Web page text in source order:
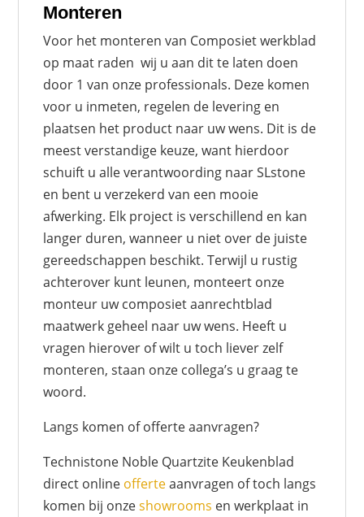
Monteren
Voor het monteren van Composiet werkblad
op maat raden wij u aan dit te laten doen
door 1 van onze professionals. Deze komen
voor u inmeten, regelen de levering en
plaatsen het product naar uw wens. Dit is de
meest verstandige keuze, want hierdoor
schuift u alle verantwoording naar SLstone
en bent u verzekerd van een mooie
afwerking. Elk project is verschillend en kan
langer duren, wanneer u niet over de juiste
gereedschappen beschikt. Terwijl u rustig
achterover kunt leunen, monteert onze
monteur uw composiet aanrechtblad
maatwerk geheel naar uw wens. Heeft u
vragen hierover of wilt u toch liever zelf
monteren, staan onze collega’s u graag te
woord.
Langs komen of offerte aanvragen?
Technistone Noble Quartzite Keukenblad
direct online offerteaanvragen of toch langs
komen bij onzeshowrooms en werkplaat in